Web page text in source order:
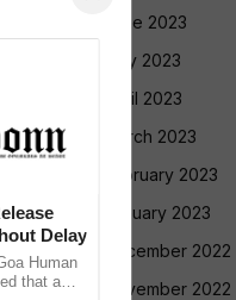
June 2023
May 2023
April 2023
March 2023
February 2023
January 2023
December 2022
November 2022
Delay
Human
that a